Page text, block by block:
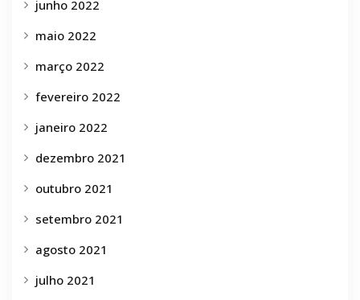
junho 2022
maio 2022
março 2022
fevereiro 2022
janeiro 2022
dezembro 2021
outubro 2021
setembro 2021
agosto 2021
julho 2021